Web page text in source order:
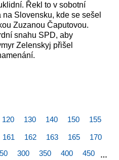
Řekl to v sobotní
Slovensku, kde se sešel
Zuzanou Čaputovou.
snahu SPD, aby
Zelenskyj přišel
120 130 140 150 155
161 162 163 165
170
300 350 400 450 …